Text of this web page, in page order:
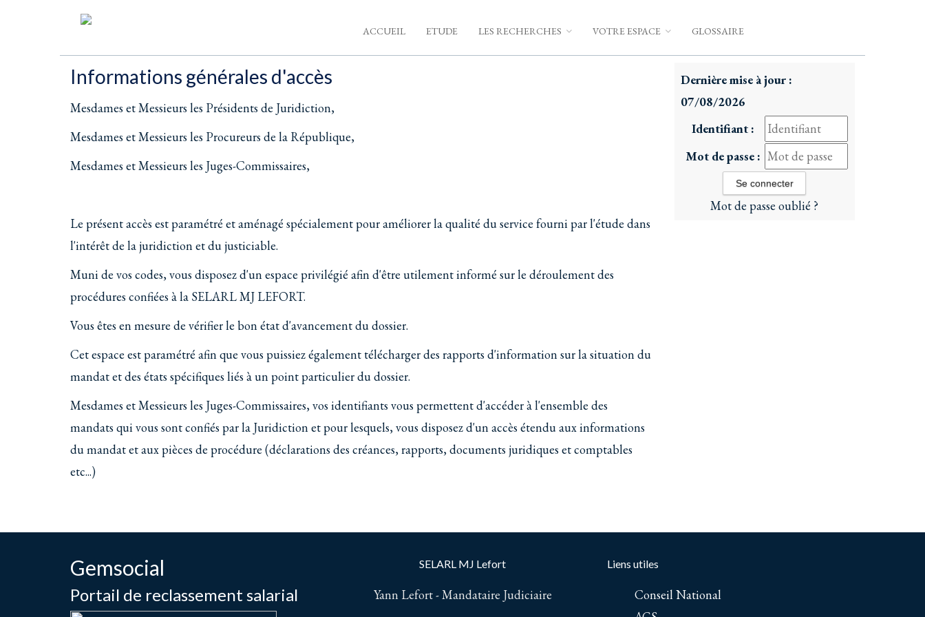
ACCUEIL ETUDE LES RECHERCHES VOTRE ESPACE GLOSSAIRE
Dernière mise à jour :
07/08/2026
Identifiant :
Mot de passe :
Mot de passe oublié ?
Informations générales d'accès
Mesdames et Messieurs les Présidents de Juridiction,
Mesdames et Messieurs les Procureurs de la République,
Mesdames et Messieurs les Juges-Commissaires,
Le présent accès est paramétré et aménagé spécialement pour améliorer la qualité du service fourni par l'étude dans
l'intérêt de la juridiction et du justiciable.
Muni de vos codes, vous disposez d'un espace privilégié afin d'être utilement informé sur le déroulement des
procédures confiées à la SELARL MJ LEFORT.
Vous êtes en mesure de vérifier le bon état d'avancement du dossier.
Cet espace est paramétré afin que vous puissiez également télécharger des rapports d'information sur la situation du
mandat et des états spécifiques liés à un point particulier du dossier.
Mesdames et Messieurs les Juges-Commissaires, vos identifiants vous permettent d'accéder à l'ensemble des
mandats qui vous sont confiés par la Juridiction et pour lesquels, vous disposez d'un accès étendu aux informations
du mandat et aux pièces de procédure (déclarations des créances, rapports, documents juridiques et comptables
etc...)
Gemsocial
Portail de reclassement salarial
SELARL MJ Lefort
Yann Lefort - Mandataire Judiciaire
Liens utiles
Conseil National